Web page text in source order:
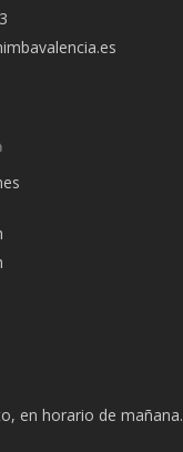
en horario de mañana.